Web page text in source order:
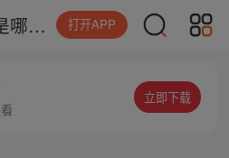
涂山红红被抓走是哪一集 打开APP
立即下载